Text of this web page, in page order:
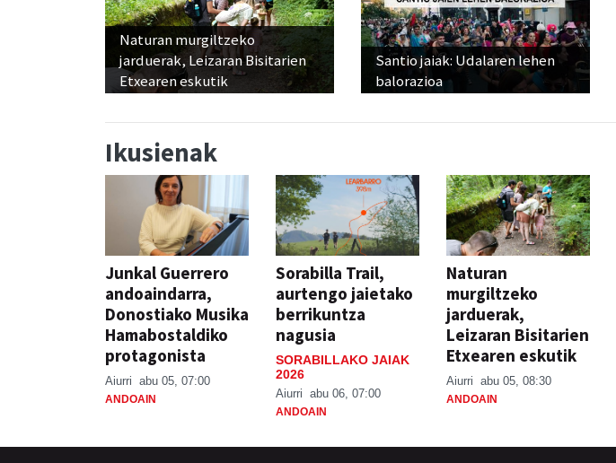
Naturan murgiltzeko
jarduerak, Leizaran Bisitarien
Etxearen eskutik
Santio jaiak: Udalaren lehen
balorazioa
Ikusienak
Junkal Guerrero
andoaindarra,
Donostiako Musika
Hamabostaldiko
protagonista
Aiurri abu 05, 07:00
ANDOAIN
Sorabilla Trail,
aurtengo jaietako
berrikuntza
nagusia
SORABILLAKO JAIAK
2026
Aiurri abu 06, 07:00
ANDOAIN
Naturan
murgiltzeko
jarduerak,
Leizaran Bisitarien
Etxearen eskutik
Aiurri abu 05, 08:30
ANDOAIN